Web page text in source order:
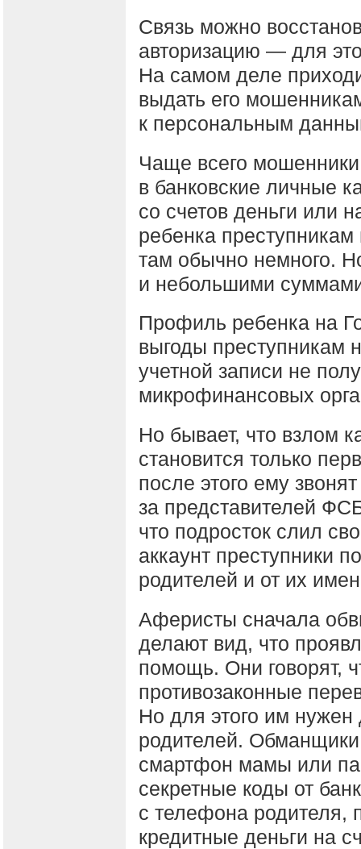
Связь можно
авторизацию — для
На самом деле
выдать его
к персональным
Чаще всего
в банковские личные
со счетов деньги или
ребенка
там обычно немного.
и небольшими
Профиль ребенка на
выгоды преступникам
учетной записи не
микрофинансовых
Но бывает, что взлом
становится только
после этого ему
за представителей
что подросток слил
аккаунт преступники
родителей и от их
Аферисты сначала
делают вид, что
помощь. Они говорят,
противозаконные
Но для этого им нужен
родителей.
смартфон мамы или
секретные коды от
с телефона родителя,
кредитные деньги на